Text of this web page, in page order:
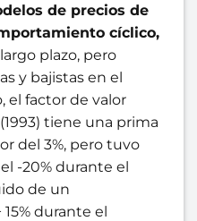
de precios de
cíclico,
plazo, pero
y bajistas en el
el factor de valor
tiene una prima
del 3%, pero tuvo
-20% durante el
de un
durante el